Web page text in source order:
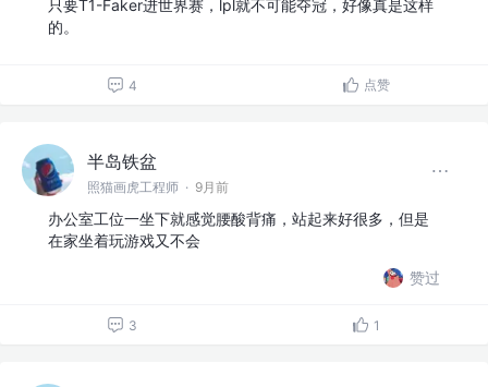
只要T1-Faker进世界赛，lpl就不可能夺冠，好像真是这样
的。
4 点赞
半岛铁盆
照猫画虎工程师 · 9月前
办公室工位一坐下就感觉腰酸背痛，站起来好很多，但是
在家坐着玩游戏又不会
赞过
3 1